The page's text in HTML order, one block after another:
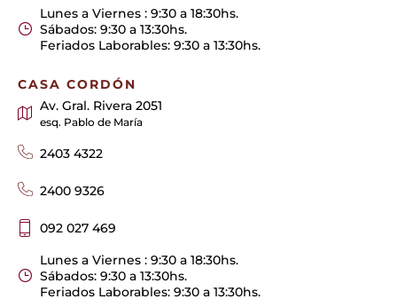
Lunes a Viernes : 9:30 a 18:30hs.
Sábados: 9:30 a 13:30hs.
Feriados Laborables: 9:30 a 13:30hs.
CASA CORDÓN
Av. Gral. Rivera 2051
esq. Pablo de María
2403 4322
2400 9326
092 027 469
Lunes a Viernes : 9:30 a 18:30hs.
Sábados: 9:30 a 13:30hs.
Feriados Laborables: 9:30 a 13:30hs.